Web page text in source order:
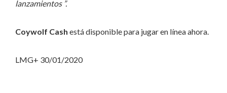
lanzamientos ”.
Coywolf Cash está disponible para jugar en línea ahora.
LMG+ 30/01/2020